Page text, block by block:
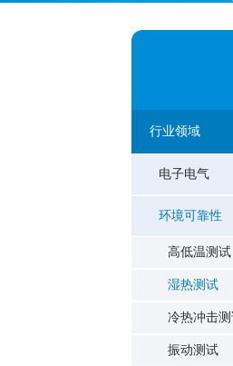
行业领域
电子电气
环境可靠性
高低温测试
湿热测试
冷热冲击
振动测试